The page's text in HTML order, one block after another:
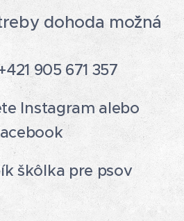
dohoda moˇžná
905 671 357
Instagram alebo
škôlka pre psov